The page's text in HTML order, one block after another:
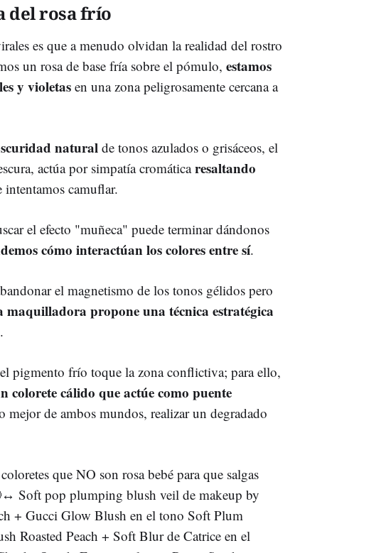
del rosa frío
es que a menudo olvidan la realidad del rostro
un rosa de base fría sobre el pómulo, estamos
y violetas en una zona peligrosamente cercana a
natural de tonos azulados o grisáceos, el
actúa por simpatía cromáticaresaltando
intentamos camuflar.
el efecto "muñeca" puede terminar dándonos
cómo interactúan los colores entresí.
el magnetismo de los tonos gélidos pero
maquilladora propone una técnica estratégica
.
pigmento frío toque la zona conflictiva; para ello,
cálido que actúe como puente
mejor de ambos mundos, realizar un degradado
que NO son rosa bebé para que salgas
Soft pop plumping blush veil de makeup by
+ Gucci Glow Blush en el tono Soft Plum
Roasted Peach + Soft Blur de Catrice en el